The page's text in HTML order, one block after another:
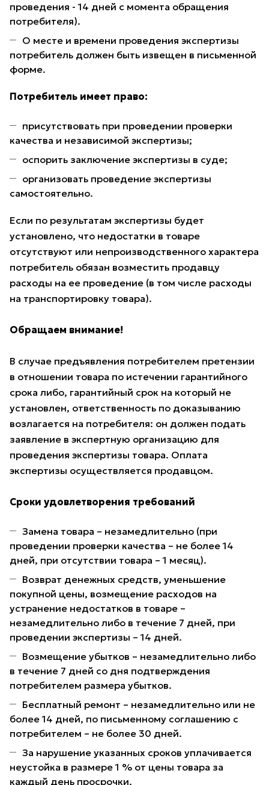
проведения - 14 дней с момента обращения
потребителя).
О месте и времени проведения экспертизы
потребитель должен быть извещен в письменной
форме.
Потребитель имеет право:
присутствовать при проведении проверки
качества и независимой экспертизы;
оспорить заключение экспертизы в суде;
организовать проведение экспертизы
самостоятельно.
Если по результатам экспертизы будет
установлено, что недостатки в товаре
отсутствуют или непроизводственного характера
потребитель обязан возместить продавцу
расходы на ее проведение (в том числе расходы
на транспортировку товара).
Обращаем внимание!
В случае предъявления потребителем претензии
в отношении товара по истечении гарантийного
срока либо, гарантийный срок на который не
установлен, ответственность по доказыванию
возлагается на потребителя: он должен подать
заявление в экспертную организацию для
проведения экспертизы товара. Оплата
экспертизы осуществляется продавцом.
Сроки удовлетворения требований
Замена товара – незамедлительно (при
проведении проверки качества – не более 14
дней, при отсутствии товара – 1 месяц).
Возврат денежных средств, уменьшение
покупной цены, возмещение расходов на
устранение недостатков в товаре –
незамедлительно либо в течение 7 дней, при
проведении экспертизы – 14 дней.
Возмещение убытков – незамедлительно либо
в течение 7 дней со дня подтверждения
потребителем размера убытков.
Бесплатный ремонт – незамедлительно или не
более 14 дней, по письменному соглашению с
потребителем – не более 30 дней.
За нарушение указанных сроков уплачивается
неустойка в размере 1 % от цены товара за
каждый день просрочки.